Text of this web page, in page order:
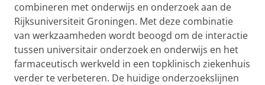
combineren met onderwijs en onderzoek aan de
Rijksuniversiteit Groningen. Met deze combinatie
van werkzaamheden wordt beoogd om de interactie
tussen universitair onderzoek en onderwijs en het
farmaceutisch werkveld in een topklinisch ziekenhuis
verder te verbeteren. De huidige onderzoekslijnen